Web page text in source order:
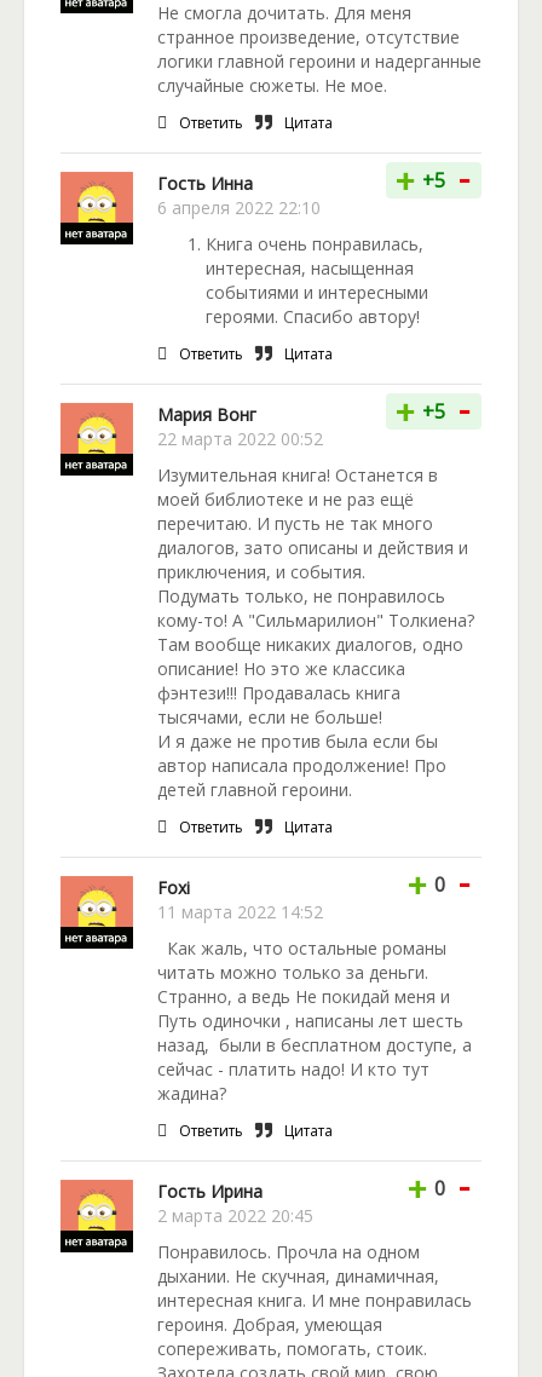
Не смогла дочитать. Для меня
странное произведение, отсутствие
логики главной героини и надерганные
случайные сюжеты. Не мое.
Ответить Цитата
Гость Инна
6 апреля 2022 22:10
+ +5 -
Книга очень понравилась,
интересная, насыщенная
событиями и интересными
героями. Спасибо автору!
Ответить Цитата
Мария Вонг
22 марта 2022 00:52
+ +5 -
Изумительная книга! Останется в
моей библиотеке и не раз ещё
перечитаю. И пусть не так много
диалогов, зато описаны и действия и
приключения, и события.
Подумать только, не понравилось
кому-то! А "Сильмарилион" Толкиена?
Там вообще никаких диалогов, одно
описание! Но это же классика
фэнтези!!! Продавалась книга
тысячами, если не больше!
И я даже не против была если бы
автор написала продолжение! Про
детей главной героини.
Ответить Цитата
Foxi
11 марта 2022 14:52
+ 0 -
Как жаль, что остальные романы
читать можно только за деньги.
Странно, а ведь Не покидай меня и
Путь одиночки , написаны лет шесть
назад, были в бесплатном доступе, а
сейчас - платить надо! И кто тут
жадина?
Ответить Цитата
Гость Ирина
2 марта 2022 20:45
+ 0 -
Понравилось. Прочла на одном
дыхании. Не скучная, динамичная,
интересная книга. И мне понравилась
героиня. Добрая, умеющая
сопереживать, помогать, стоик.